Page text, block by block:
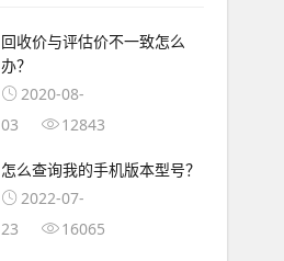
回收价与评估价不一致怎么
办？
2020-08-
03
12843
怎么查询我的手机版本型号？
2022-07-
23
16065